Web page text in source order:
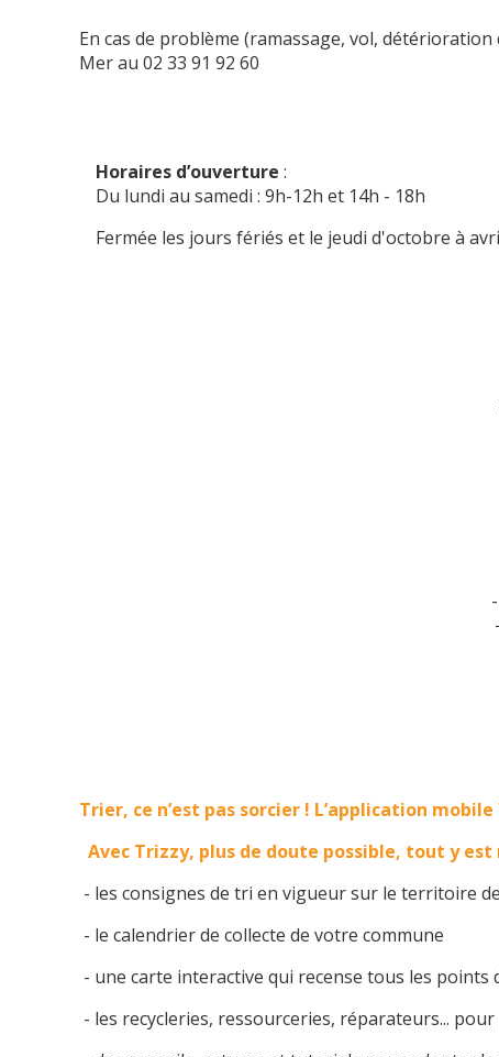
En cas de problème (ramassage, vol,
Mer au 02 33 91 92 60
Horaires d’ouverture :
Du lundi au samedi : 9h-12h et 14h - 18h
Fermée les jours fériés et le jeudi d'octobre à
Trier, ce n’est pas sorcier ! L’application
Avec Trizzy, plus de doute possible, tout y
- les consignes de tri en vigueur sur le territoire
- le calendrier de collecte de votre commune
- une carte interactive qui recense tous les points
- les recycleries, ressourceries, réparateurs...